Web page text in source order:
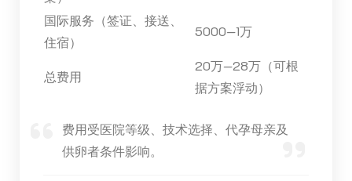
国际服务（签证、接送、
住宿）
5000—1万
总费用
20万—28万（可根
据方案浮动）
费用受医院等级、技术选择、代孕母亲及
供卵者条件影响。